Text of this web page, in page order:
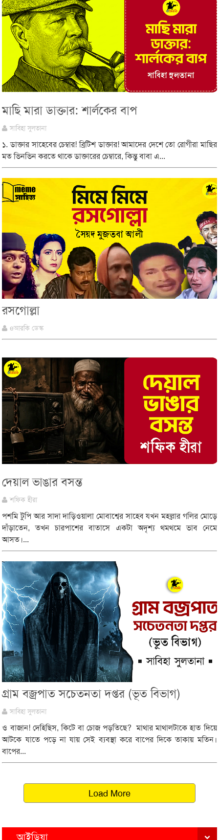
মাছি মারা ডাক্তার: শার্লকের বাপ
সাবিহা সুলতানা
১. ডাক্তার সাহেবের চেম্বার! ব্রিটিশ ডাক্তার! আমাদের দেশে তো রোগীরা মাছির
মত ভিনভিন করতে থাকে ডাক্তারের চেম্বারে, কিন্তু বাবা এ...
রসগোল্লা
eআরকি ডেস্ক
দেয়াল ভাঙার বসন্ত
শফিক হীরা
পশমি টুপি আর সাদা দাড়িওয়ালা মোবাশ্বের সাহেব যখন মহল্লার গলির মোড়ে
দাঁড়াতেন, তখন চারপাশের বাতাসে একটা অদৃশ্য থমথমে ভাব নেমে
আসত।...
গ্রাম বজ্রপাত সচেতনতা দপ্তর (ভূত বিভাগ)
সাবিহা সুলতানা
ও বাজান! দেহিছিস, কিটে বা চোজ পড়তিছে? মাথার মাথালটাকে হাত দিয়ে
আটকে যাতে পড়ে না যায় সেই ব্যবস্থা করে বাপের দিকে তাকায় মতিন।
বাপের...
Load More
আইডিয়া